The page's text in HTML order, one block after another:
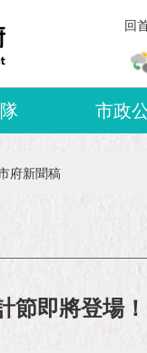
回
市政
府新聞稿
節即將登場